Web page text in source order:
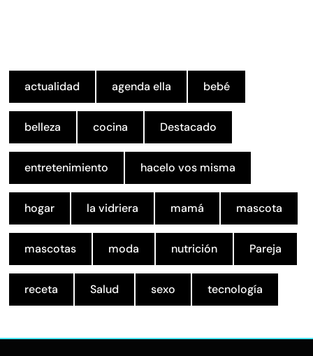
actualidad agenda ella bebé
belleza cocina Destacado
entretenimiento hacelo vos misma
hogar la vidriera mamá mascota
mascotas moda nutrición Pareja
receta Salud sexo tecnología